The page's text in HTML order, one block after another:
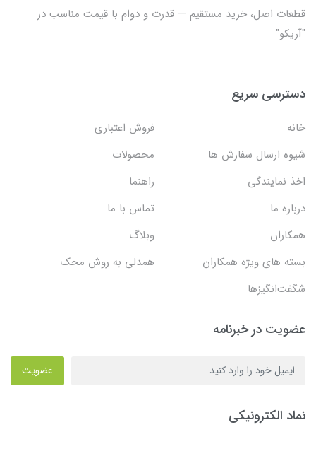
قطعات اصل، خرید مستقیم — قدرت و دوام با قیمت مناسب در
"آریکو"
دسترسی سریع
خانه
فروش اعتباری
شیوه ارسال سفارش ها
محصولات
اخذ نمایندگی
راهنما
درباره ما
تماس با ما
همکاران
وبلاگ
بسته های ویژه همکاران
همدلی به روش محک
شگفت‌انگیزها
عضویت در خبرنامه
عضویت
نماد الکترونیکی